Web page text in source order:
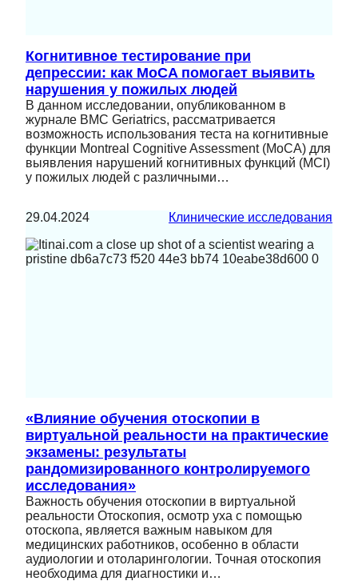
Когнитивное тестирование при
депрессии: как MoCA помогает выявить
нарушения у пожилых людей
В данном исследовании, опубликованном в
журнале BMC Geriatrics, рассматривается
возможность использования теста на когнитивные
функции Montreal Cognitive Assessment (MoCA) для
выявления нарушений когнитивных функций (MCI)
у пожилых людей с различными…
29.04.2024 Клинические исследования
«Влияние обучения отоскопии в
виртуальной реальности на практические
экзамены: результаты
рандомизированного контролируемого
исследования»
Важность обучения отоскопии в виртуальной
реальности Отоскопия, осмотр уха с помощью
отоскопа, является важным навыком для
медицинских работников, особенно в области
аудиологии и отоларингологии. Точная отоскопия
необходима для диагностики и…